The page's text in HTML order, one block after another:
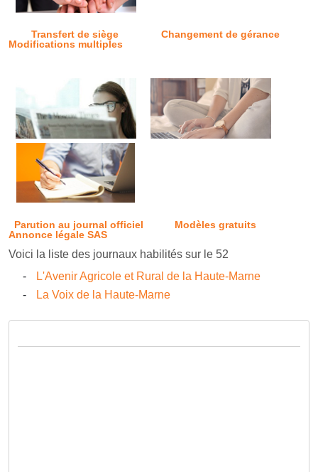
Transfert de siège
Changement de gérance
Modifications multiples
Parution au journal officiel
Modèles gratuits
Annonce légale SAS
Voici la liste des journaux habilités sur le 52
L'Avenir Agricole et Rural de la Haute-Marne
La Voix de la Haute-Marne